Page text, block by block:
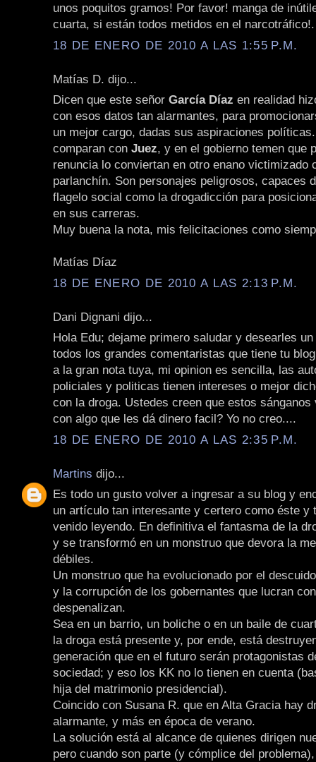
unos poquitos gramos! Por favor! manga de
cuarta, si están todos metidos en el narcotráfico!.
18 DE ENERO DE 2010 A LAS 1:55 P.M.
Matías D. dijo...
Dicen que este señor García Díaz en realidad
con esos datos tan alarmantes, para
un mejor cargo, dadas sus aspiraciones
comparan con Juez, y en el gobierno temen que
renuncia lo conviertan en otro enano victimizado
parlanchín. Son personajes peligrosos, capaces
flagelo social como la drogadicción para
en sus carreras.
Muy buena la nota, mis felicitaciones como
Matías Díaz
18 DE ENERO DE 2010 A LAS 2:13 P.M.
Dani Dignani dijo...
Hola Edu; dejame primero saludar y desearles
todos los grandes comentaristas que tiene tu
a la gran nota tuya, mi opinion es sencilla, las
policiales y politicas tienen intereses o mejor
con la droga. Ustedes creen que estos sánganos
con algo que les dá dinero facil? Yo no creo....
18 DE ENERO DE 2010 A LAS 2:35 P.M.
Martins dijo...
Es todo un gusto volver a ingresar a su blog y
un artículo tan interesante y certero como éste y
venido leyendo. En definitiva el fantasma de la
y se transformó en un monstruo que devora la
débiles.
Un monstruo que ha evolucionado por el
y la corrupción de los gobernantes que lucran
despenalizan.
Sea en un barrio, un boliche o en un baile de
la droga está presente y, por ende, está
generación que en el futuro serán protagonistas
sociedad; y eso los KK no lo tienen en cuenta
hija del matrimonio presidencial).
Coincido con Susana R. que en Alta Gracia hay
alarmante, y más en época de verano.
La solución está al alcance de quienes dirigen
pero cuando son parte (y cómplice del